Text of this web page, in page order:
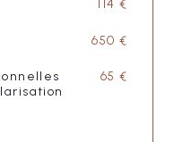
114 €
650 €
65 €